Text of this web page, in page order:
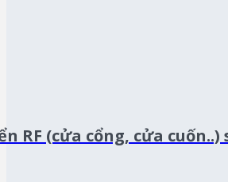
RF (cửa cổng, cửa cuốn..)